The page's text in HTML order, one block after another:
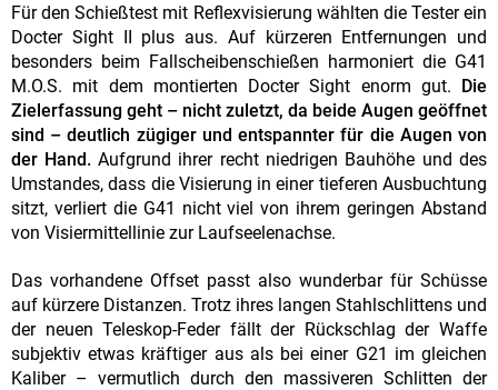
Für den Schießtest mit Reflexvisierung wählten die Tester ein
Docter Sight II plus aus. Auf kürzeren Entfernungen und
besonders beim Fallscheibenschießen harmoniert die G41
M.O.S. mit dem montierten Docter Sight enorm gut. Die
Zielerfassung geht – nicht zuletzt, da beide Augen geöffnet
sind – deutlich zügiger und entspannter für die Augen von
der Hand. Aufgrund ihrer recht niedrigen Bauhöhe und des
Umstandes, dass die Visierung in einer tieferen Ausbuchtung
sitzt, verliert die G41 nicht viel von ihrem geringen Abstand
von Visiermittellinie zur Laufseelenachse.
Das vorhandene Offset passt also wunderbar für Schüsse
auf kürzere Distanzen. Trotz ihres langen Stahlschlittens und
der neuen Teleskop-Feder fällt der Rückschlag der Waffe
subjektiv etwas kräftiger aus als bei einer G21 im gleichen
Kaliber – vermutlich durch den massiveren Schlitten der